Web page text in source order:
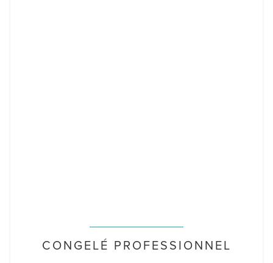
CONGELÉ PROFESSIONNEL